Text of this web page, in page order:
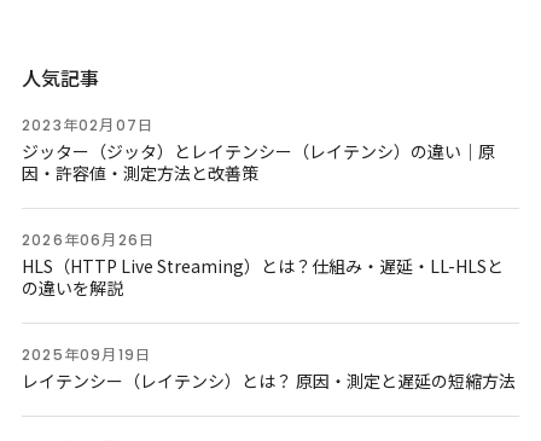
人気記事
2023年02月07日
ジッター（ジッタ）とレイテンシー（レイテンシ）の違い｜原
因・許容値・測定方法と改善策
2026年06月26日
HLS（HTTP Live Streaming）とは？仕組み・遅延・LL-HLSと
の違いを解説
2025年09月19日
レイテンシー（レイテンシ）とは？ 原因・測定と遅延の短縮方法